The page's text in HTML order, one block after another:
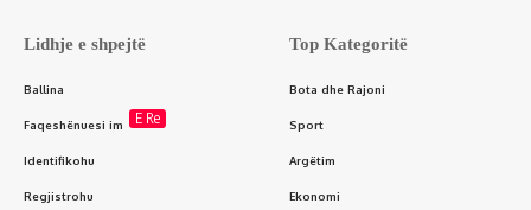
Lidhje e shpejtë
Ballina
Faqeshënuesi im E Re
Identifikohu
Regjistrohu
Top Kategoritë
Bota dhe Rajoni
Sport
Argëtim
Ekonomi